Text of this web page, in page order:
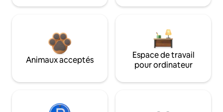
Animaux acceptés
Espace de travail
pour ordinateur